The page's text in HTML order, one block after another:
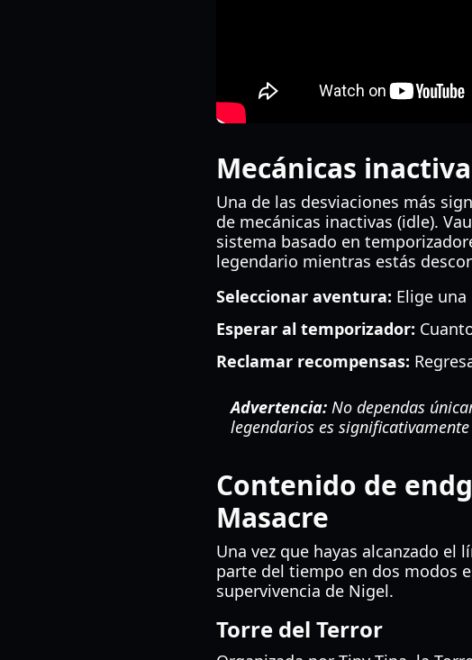
Mecánicas
Una de las desviaciones más
de mecánicas inactivas (idle).
sistema basado en
legendario mientras estás
Seleccionar aventura: Elige
Esperar al temporizador:
Reclamar recompensas:
Advertencia: No dependas
legendarios es
Contenido de
Masacre
Una vez que hayas alcanzado
parte del tiempo en dos modos
supervivencia de Nigel.
Torre del Terror